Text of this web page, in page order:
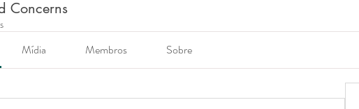
Concerns
Mídia Membros Sobre